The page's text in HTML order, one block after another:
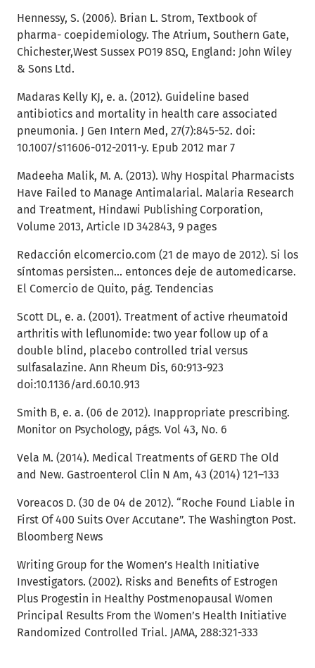
Hennessy, S. (2006). Brian L. Strom, Textbook of
pharma- coepidemiology. The Atrium, Southern Gate,
Chichester,West Sussex PO19 8SQ, England: John Wiley
& Sons Ltd.
Madaras Kelly KJ, e. a. (2012). Guideline based
antibiotics and mortality in health care associated
pneumonia. J Gen Intern Med, 27(7):845-52. doi:
10.1007/s11606-012-2011-y. Epub 2012 mar 7
Madeeha Malik, M. A. (2013). Why Hospital Pharmacists
Have Failed to Manage Antimalarial. Malaria Research
and Treatment, Hindawi Publishing Corporation,
Volume 2013, Article ID 342843, 9 pages
Redacción elcomercio.com (21 de mayo de 2012). Si los
síntomas persisten... entonces deje de automedicarse.
El Comercio de Quito, pág. Tendencias
Scott DL, e. a. (2001). Treatment of active rheumatoid
arthritis with leflunomide: two year follow up of a
double blind, placebo controlled trial versus
sulfasalazine. Ann Rheum Dis, 60:913-923
doi:10.1136/ard.60.10.913
Smith B, e. a. (06 de 2012). Inappropriate prescribing.
Monitor on Psychology, págs. Vol 43, No. 6
Vela M. (2014). Medical Treatments of GERD The Old
and New. Gastroenterol Clin N Am, 43 (2014) 121–133
Voreacos D. (30 de 04 de 2012). “Roche Found Liable in
First Of 400 Suits Over Accutane”. The Washington Post.
Bloomberg News
Writing Group for the Women’s Health Initiative
Investigators. (2002). Risks and Benefits of Estrogen
Plus Progestin in Healthy Postmenopausal Women
Principal Results From the Women’s Health Initiative
Randomized Controlled Trial. JAMA, 288:321-333